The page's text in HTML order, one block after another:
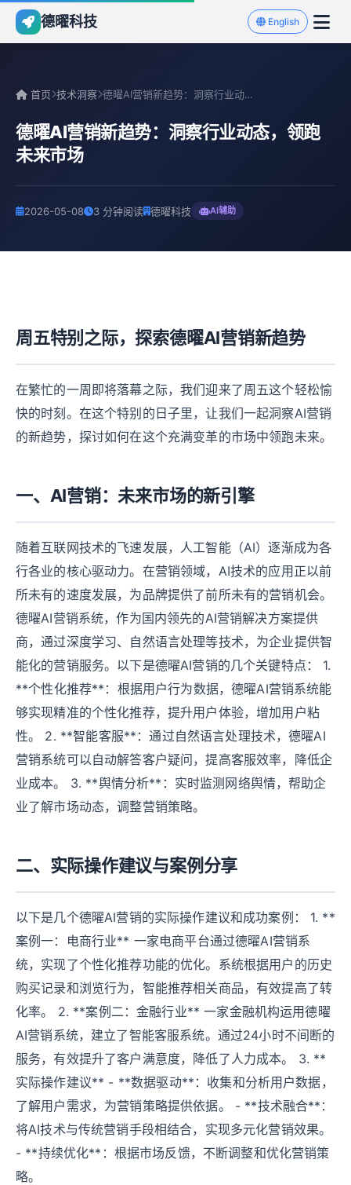
德曜科技 English
首页 技术洞察 德曜AI营销新趋势：洞察行业动态，领跑未来市场
德曜AI营销新趋势：洞察行业动态，领跑
未来市场
2026-05-08 3 分钟阅读 德曜科技 AI辅助
周五特别之际，探索德曜AI营销新趋势
在繁忙的一周即将落幕之际，我们迎来了周五这个轻松愉
快的时刻。在这个特别的日子里，让我们一起洞察AI营销
的新趋势，探讨如何在这个充满变革的市场中领跑未来。
一、AI营销：未来市场的新引擎
随着互联网技术的飞速发展，人工智能（AI）逐渐成为各
行各业的核心驱动力。在营销领域，AI技术的应用正以前
所未有的速度发展，为品牌提供了前所未有的营销机会。
德曜AI营销系统，作为国内领先的AI营销解决方案提供
商，通过深度学习、自然语言处理等技术，为企业提供智
能化的营销服务。以下是德曜AI营销的几个关键特点： 1.
**个性化推荐**：根据用户行为数据，德曜AI营销系统能
够实现精准的个性化推荐，提升用户体验，增加用户粘
性。 2. **智能客服**：通过自然语言处理技术，德曜AI
营销系统可以自动解答客户疑问，提高客服效率，降低企
业成本。 3. **舆情分析**：实时监测网络舆情，帮助企
业了解市场动态，调整营销策略。
二、实际操作建议与案例分享
以下是几个德曜AI营销的实际操作建议和成功案例： 1. **
案例一：电商行业** 一家电商平台通过德曜AI营销系
统，实现了个性化推荐功能的优化。系统根据用户的历史
购买记录和浏览行为，智能推荐相关商品，有效提高了转
化率。 2. **案例二：金融行业** 一家金融机构运用德曜
AI营销系统，建立了智能客服系统。通过24小时不间断的
服务，有效提升了客户满意度，降低了人力成本。 3. **
实际操作建议** - **数据驱动**：收集和分析用户数据，
了解用户需求，为营销策略提供依据。 - **技术融合**：
将AI技术与传统营销手段相结合，实现多元化营销效果。
- **持续优化**：根据市场反馈，不断调整和优化营销策
略。